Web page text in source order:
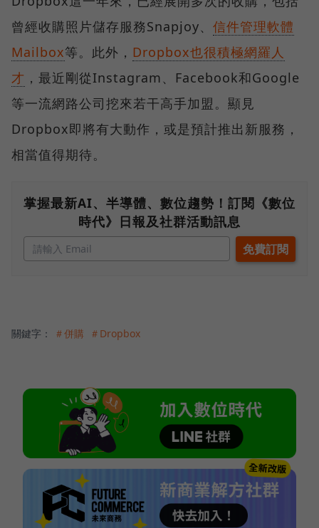
曾經收購照片儲存服務Snapjoy、 信件管理軟體
Mailbox等。此外， Dropbox也很積極網羅人
才 ，最近剛從Instagram、Facebook和Google
等一流網路公司挖來若干高手加盟。顯見
Dropbox即將有大動作，或是預計推出新服務，
相當值得期待。
掌握最新AI、半導體、數位趨勢！訂閱《數位
時代》日報及社群活動訊息
關鍵字： ＃併購 ＃Dropbox